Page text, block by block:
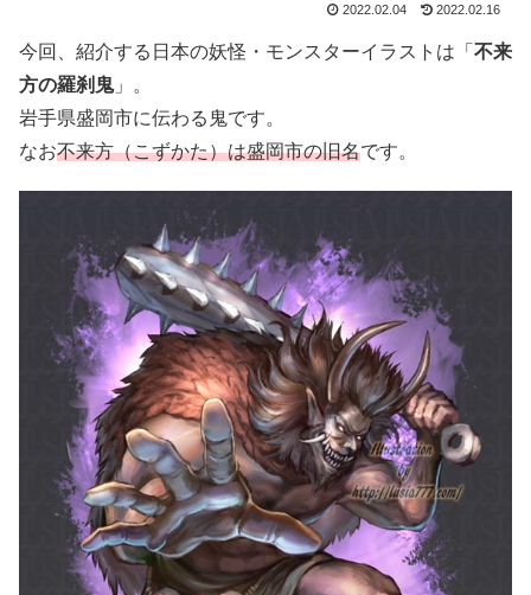
2022.02.04 2022.02.16
今回、紹介する日本の妖怪・モンスターイラストは「 不来
方の羅刹鬼」。
岩手県盛岡市に伝わる鬼です。
なお不来方（こずかた）は盛岡市の旧名です。